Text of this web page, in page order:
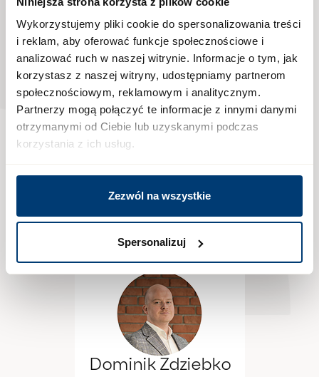
Wykorzystujemy pliki cookie do spersonalizowania treści
i reklam, aby oferować funkcje społecznościowe i
analizować ruch w naszej witrynie. Informacje o tym, jak
korzystasz z naszej witryny, udostępniamy partnerom
społecznościowym, reklamowym i analitycznym.
Partnerzy mogą połączyć te informacje z innymi danymi
otrzymanymi od Ciebie lub uzyskanymi podczas
korzystania z ich usług.
Zezwól na wszystkie
Spersonalizuj
nami
Jedna rozmowa
może przybliżyć Cię do
nowego początku.
Zadzwoń, a opiekun inwestycji przeprowadzi
Cię przez wszystkie atuty Osiedla Fi i przygotuje
indywidualną ofertę dopasowaną do Twoich
potrzeb
Dominik Zdziebko